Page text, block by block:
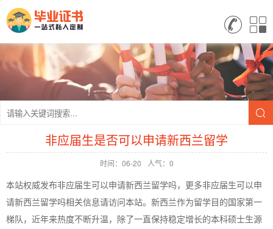
非应届生是否可以申请新西兰留学
时间：06-20 人气：0
本站权威发布非应届生可以申请新西兰留学吗，更多非应届生可以申
请新西兰留学吗相关信息请访问本站。新西兰作为留学目的国家第一
梯队，近年来热度不断升温，除了一直保持稳定增长的本科硕士生源